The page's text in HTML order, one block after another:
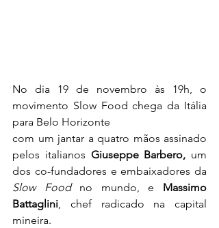
No dia 19 de novembro às 19h, o
movimento Slow Food chega da Itália
para Belo Horizonte
com um jantar a quatro mãos assinado
pelos italianos Giuseppe Barbero, um
Slow Food no mundo, e Massimo
Battaglini, chef radicado na capital
mineira.